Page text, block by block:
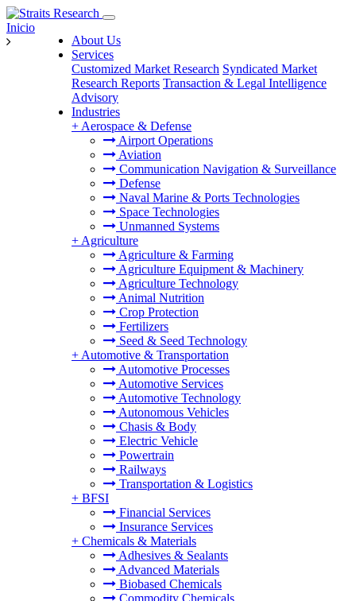
About Us
Services
Customized Market Research Syndicated Market
Research Reports Transaction & Legal Intelligence
Advisory
Industries
+ Aerospace & Defense
Airport Operations
Aviation
Communication Navigation & Surveillance
Defense
Naval Marine & Ports Technologies
Space Technologies
Unmanned Systems
+ Agriculture
Agriculture & Farming
Agriculture Equipment & Machinery
Agriculture Technology
Animal Nutrition
Crop Protection
Fertilizers
Seed & Seed Technology
+ Automotive & Transportation
Automotive Processes
Automotive Services
Automotive Technology
Autonomous Vehicles
Chasis & Body
Electric Vehicle
Powertrain
Railways
Transportation & Logistics
+ BFSI
Financial Services
Insurance Services
+ Chemicals & Materials
Adhesives & Sealants
Advanced Materials
Biobased Chemicals
Commodity Chemicals
Inicio